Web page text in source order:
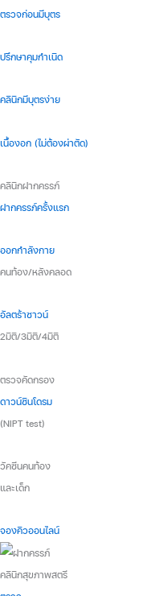
ตรวจก่อนมีบุตร
ปรึกษาคุมกำเนิด
คลินิกมีบุตรง่าย
เนื้องอก (ไม่ต้องผ่าตัด)
คลินิกฝากครรภ์
ฝากครรภ์ครั้งแรก
ออกกำลังกาย
คนท้อง/หลังคลอด
อัลตร้าซาวน์
2มิติ/3มิติ/4มิติ
ตรวจคัดกรอง
ดาวน์ซินโดรม
(NIPT test)
วัคซีนคนท้อง
และเด็ก
จองคิวออนไลน์
คลินิกสุขภาพสตรี